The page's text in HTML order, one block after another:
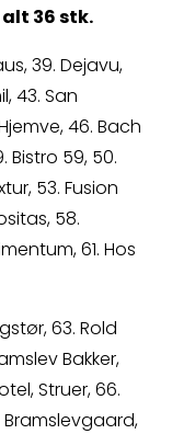
alt 36 stk.
39. Dejavu,
43. San
46. Bach
Bistro 59, 50.
53. Fusion
58.
61. Hos
63. Rold
Bakker,
Struer, 66.
Bramslevgaard,